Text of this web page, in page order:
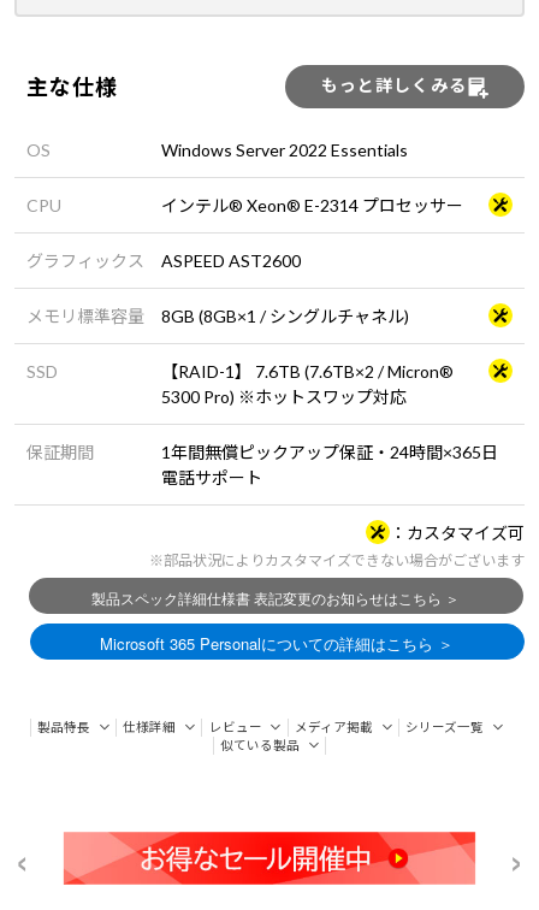
主な仕様 もっと詳しくみる
OS Windows Server 2022 Essentials
CPU インテル® Xeon® E-2314 プロセッサー
グラフィックス ASPEED AST2600
メモリ標準容量 8GB (8GB×1 / シングルチャネル)
SSD
【RAID-1】 7.6TB (7.6TB×2 / Micron®
5300 Pro) ※ホットスワップ対応
保証期間
1年間無償ピックアップ保証・24時間×365日
電話サポート
カスタマイズ可
※部品状況によりカスタマイズできない場合がございます
製品特長 仕様詳細 レビュー メディア掲載
シリーズ一覧
似ている製品